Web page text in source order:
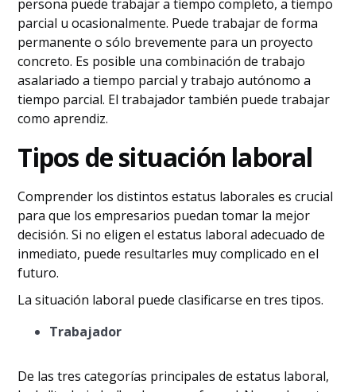
persona puede trabajar a tiempo completo, a tiempo
parcial u ocasionalmente. Puede trabajar de forma
permanente o sólo brevemente para un proyecto
concreto. Es posible una combinación de trabajo
asalariado a tiempo parcial y trabajo autónomo a
tiempo parcial. El trabajador también puede trabajar
como aprendiz.
Tipos de situación laboral
Comprender los distintos estatus laborales es crucial
para que los empresarios puedan tomar la mejor
decisión. Si no eligen el estatus laboral adecuado de
inmediato, puede resultarles muy complicado en el
futuro.
La situación laboral puede clasificarse en tres tipos.
Trabajador
De las tres categorías principales de estatus laboral,